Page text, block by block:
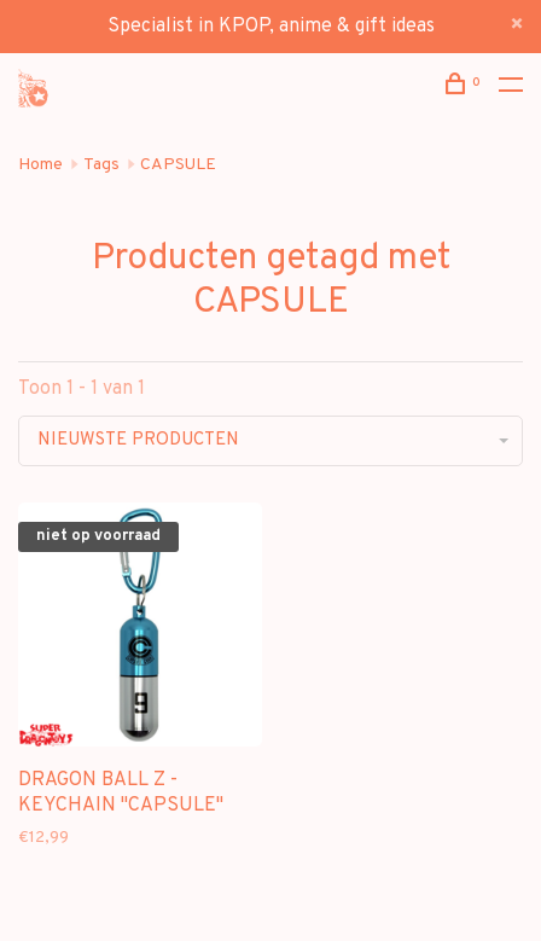
Specialist in KPOP, anime & gift ideas
0
Home Tags CAPSULE
Producten getagd met
CAPSULE
Toon 1 - 1 van 1
NIEUWSTE PRODUCTEN
niet op voorraad
DRAGON BALL Z -
KEYCHAIN "CAPSULE"
€12,99